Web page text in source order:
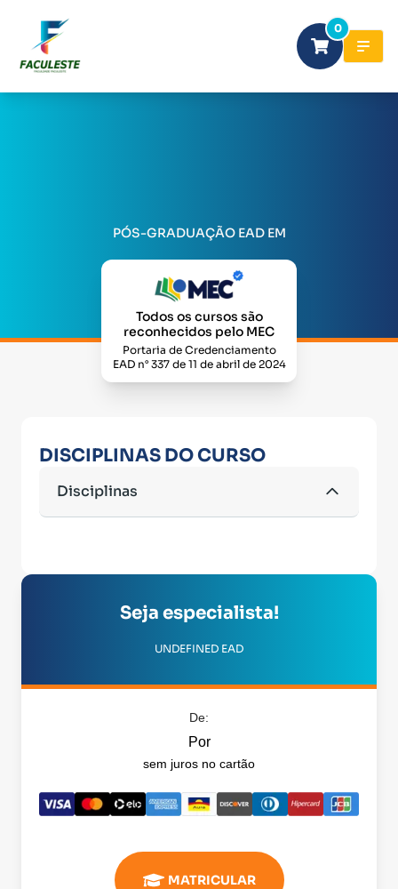
0
PÓS-GRADUAÇÃO EAD EM
Todos os cursos são
reconhecidos pelo MEC
Portaria de Credenciamento
EAD n° 337 de 11 de abril de 2024
DISCIPLINAS DO CURSO
Disciplinas
Seja especialista!
UNDEFINED EAD
De:
Por
sem juros no cartão
MATRICULAR